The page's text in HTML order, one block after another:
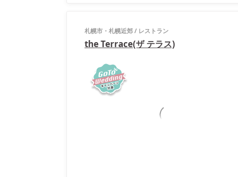
札幌市・札幌近郊/ レストラン
the Terrace(ザ テラス)